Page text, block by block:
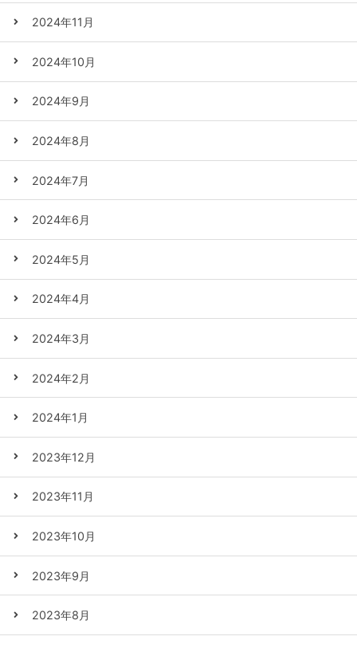
2024年11月
2024年10月
2024年9月
2024年8月
2024年7月
2024年6月
2024年5月
2024年4月
2024年3月
2024年2月
2024年1月
2023年12月
2023年11月
2023年10月
2023年9月
2023年8月